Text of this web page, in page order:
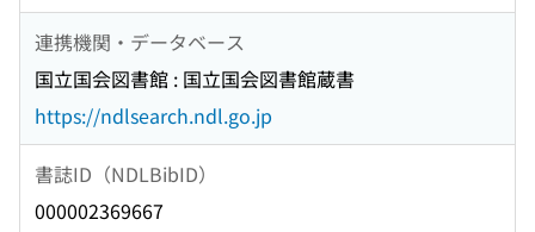
連携機関・データベース
国立国会図書館 : 国立国会図書館蔵書
https://ndlsearch.ndl.go.jp
書誌ID（NDLBibID）
000002369667